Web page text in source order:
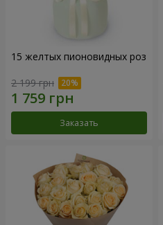
15 желтых пионовидных роз
2 199 грн
Заказать